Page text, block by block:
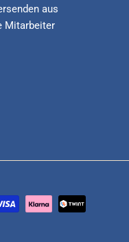
aus
Mitarbeiter